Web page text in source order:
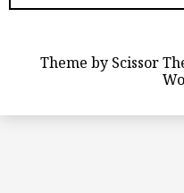
Theme by Scissor